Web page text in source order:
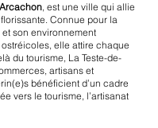
, est une ville qui allie
Connue pour la
et son environnement
elle attire chaque
du tourisme, La Teste-de-
artisans et
bénéficient d’un cadre
vers le tourisme, l’artisanat